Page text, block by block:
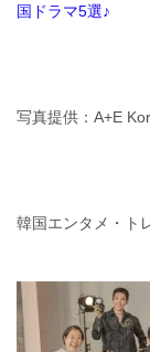
国ドラマ5選♪
写真提供：A+E
韓国エンタメ・ト